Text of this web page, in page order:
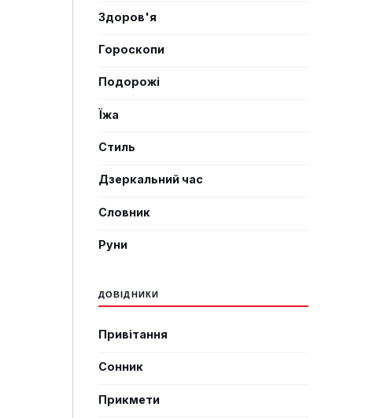
Здоров'я
Гороскопи
Подорожі
Їжа
Стиль
Дзеркальний час
Словник
Руни
ДОВІДНИКИ
Привітання
Сонник
Прикмети